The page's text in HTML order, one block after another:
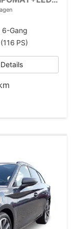
6-Gang
PS)
Details